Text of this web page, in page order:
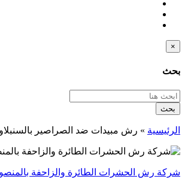
×
بحث
بحث
الرئيسية » رش مبيدات ضد الصراصير
شركة رش الحشرات الطائرة والزاحفة